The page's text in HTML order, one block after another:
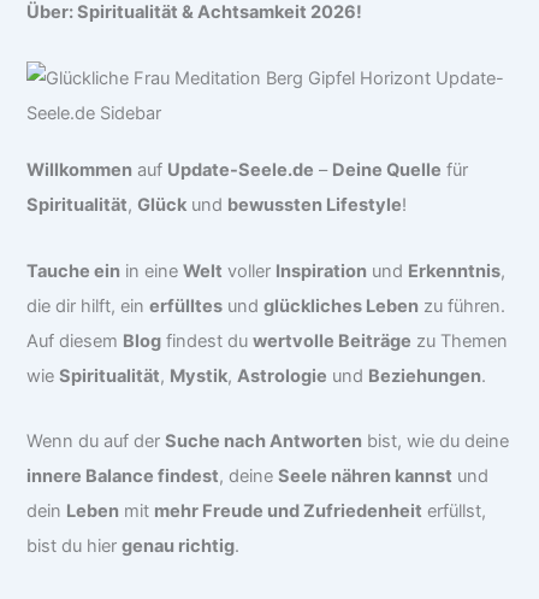
Über: Spiritualität & Achtsamkeit 2026!
Willkommen auf Update-Seele.de – Deine Quelle für
Spiritualität,Glück und bewussten Lifestyle!
Tauche ein in eineWelt voller Inspiration und Erkenntnis,
die dir hilft, einerfülltes undglückliches Leben zu führen.
Auf diesem Blog findest duwertvolle Beiträge zu Themen
wieSpiritualität, Mystik,Astrologie und Beziehungen.
Wenn du auf derSuche nach Antworten bist, wie du deine
innere Balance findest, deineSeele nähren kannst und
dein Leben mit mehr Freude und Zufriedenheit erfüllst,
bist du hiergenau richtig.